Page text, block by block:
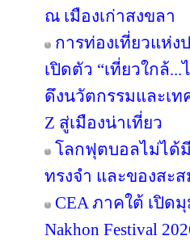
ณ เมืองเก่าสงขลา
การท่องเที่ยวแห่
เปิดตัว “เที่ยวใกล้
ดึงนวัตกรรมและเท
Z สู่เมืองน่าเที่ยว
โลกฟุตบอลไม่ได้
ทรงจำ และของสะ
CEA ภาคใต้ เปิด
Nakhon Festival